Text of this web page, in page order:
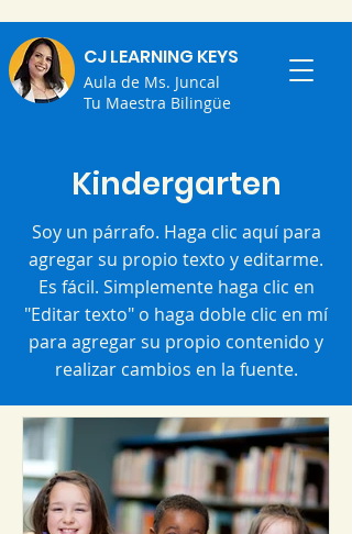
CJ LEARNING KEYS
Aula de Ms. Juncal
Tu Maestra Bilingüe
Kindergarten
Soy un párrafo. Haga clic aquí para
agregar su propio texto y editarme.
Es fácil. Simplemente haga clic en
"Editar texto" o haga doble clic en mí
para agregar su propio contenido y
realizar cambios en la fuente.